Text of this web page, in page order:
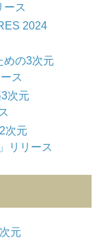
ス
2024
めの3次元
ス
次元
次元
リリース
元